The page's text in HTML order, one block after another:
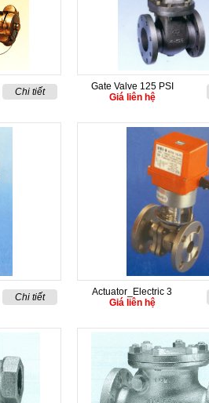
Chi tiết
Gate Valve 125 PSI
Giá liên hệ
Chi tiết
Actuator_Electric 3
Giá liên hệ